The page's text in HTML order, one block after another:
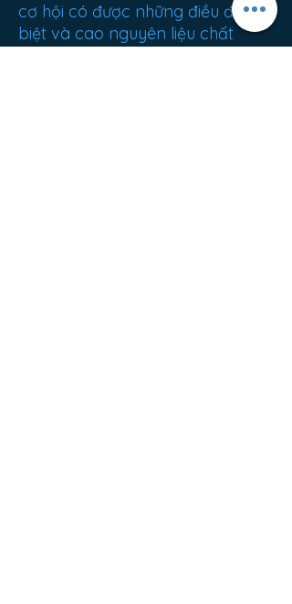
cơ hội có được những điều đặc
biệt và cao nguyên liệu chất